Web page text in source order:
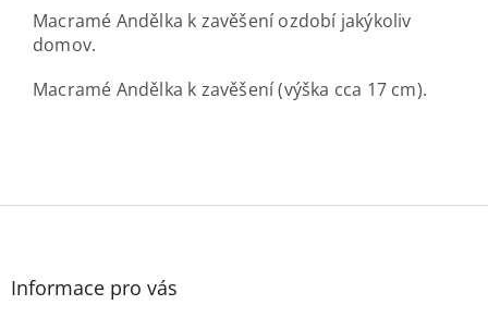
Macramé Andělka k zavěšení ozdobí jakýkoliv
domov.
Macramé Andělka k zavěšení (výška cca 17 cm).
Z
Informace pro vás